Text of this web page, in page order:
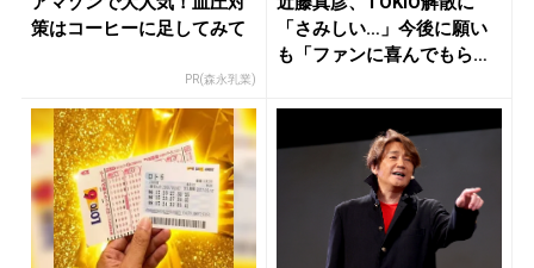
策はコーヒーに足してみて
PR(森永乳業)
「さみしい…」今後に願い
も「ファンに喜んでもらえ